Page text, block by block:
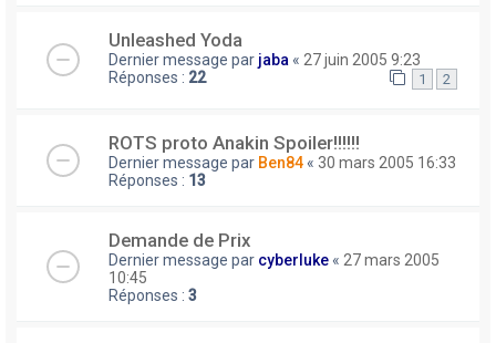
Unleashed Yoda
Dernier message par jaba « 27 juin 2005 9:23
Réponses : 22 1 2
ROTS proto Anakin Spoiler!!!!!!
Dernier message par Ben84 « 30 mars 2005 16:33
Réponses : 13
Demande de Prix
Dernier message par cyberluke « 27 mars 2005
10:45
Réponses : 3